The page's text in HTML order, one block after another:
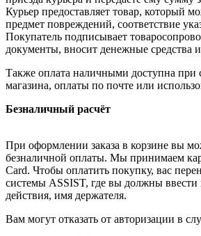
Курьер предоставляет товар, который
предмет повреждений, соответствие
Покупатель подписывает
документы, вносит денежные средства
Также оплата наличными доступна при
магазина, оплаты по почте или
Безналичный расчёт
При оформлении заказа в корзине вы
безналичной оплаты. Мы принимаем
Card. Чтобы оплатить покупку, вас
системы ASSIST, где вы должны ввести
действия, имя держателя.
Вам могут отказать от авторизации в